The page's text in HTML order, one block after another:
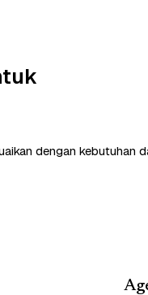
dengan kebutuhan